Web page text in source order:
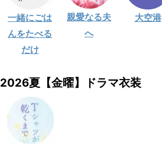
一緒にごは
んをたべる
だけ
親愛なる夫
へ
大空港
2026夏【金曜】ドラマ衣装